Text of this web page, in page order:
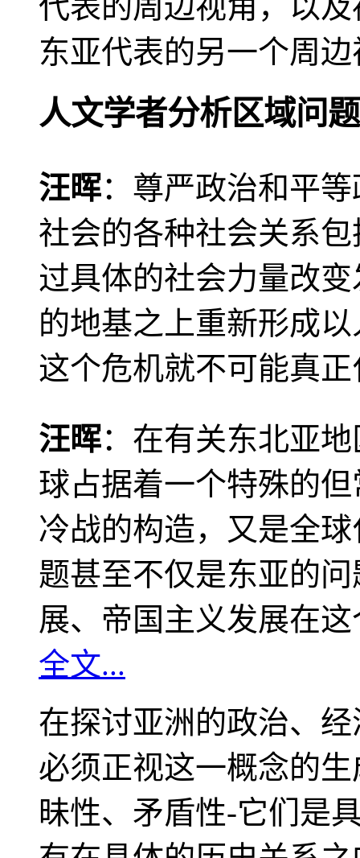
代表的周边视角，以
东亚代表的另一个周
人文学者分析区域问题
汪晖：尊严政治和平
社会的各种社会关系
过具体的社会力量改
的地基之上重新形成
这个危机就不可能真
汪晖：在有关东北亚
球占据着一个特殊的
冷战的构造，又是全
题甚至不仅是东亚的
展、帝国主义发展在
全文...
在探讨亚洲的政治、
必须正视这一概念的
昧性、矛盾性-它们是